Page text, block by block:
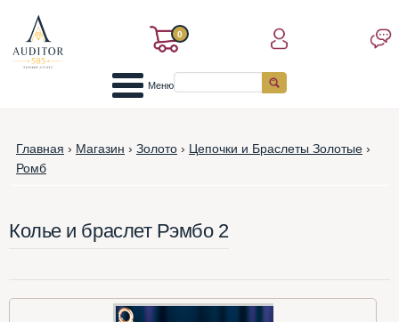
0
Меню
Главная › Магазин › Золото › Цепочки и Браслеты Золотые ›
Ромб
Колье и браслет Рэмбо 2